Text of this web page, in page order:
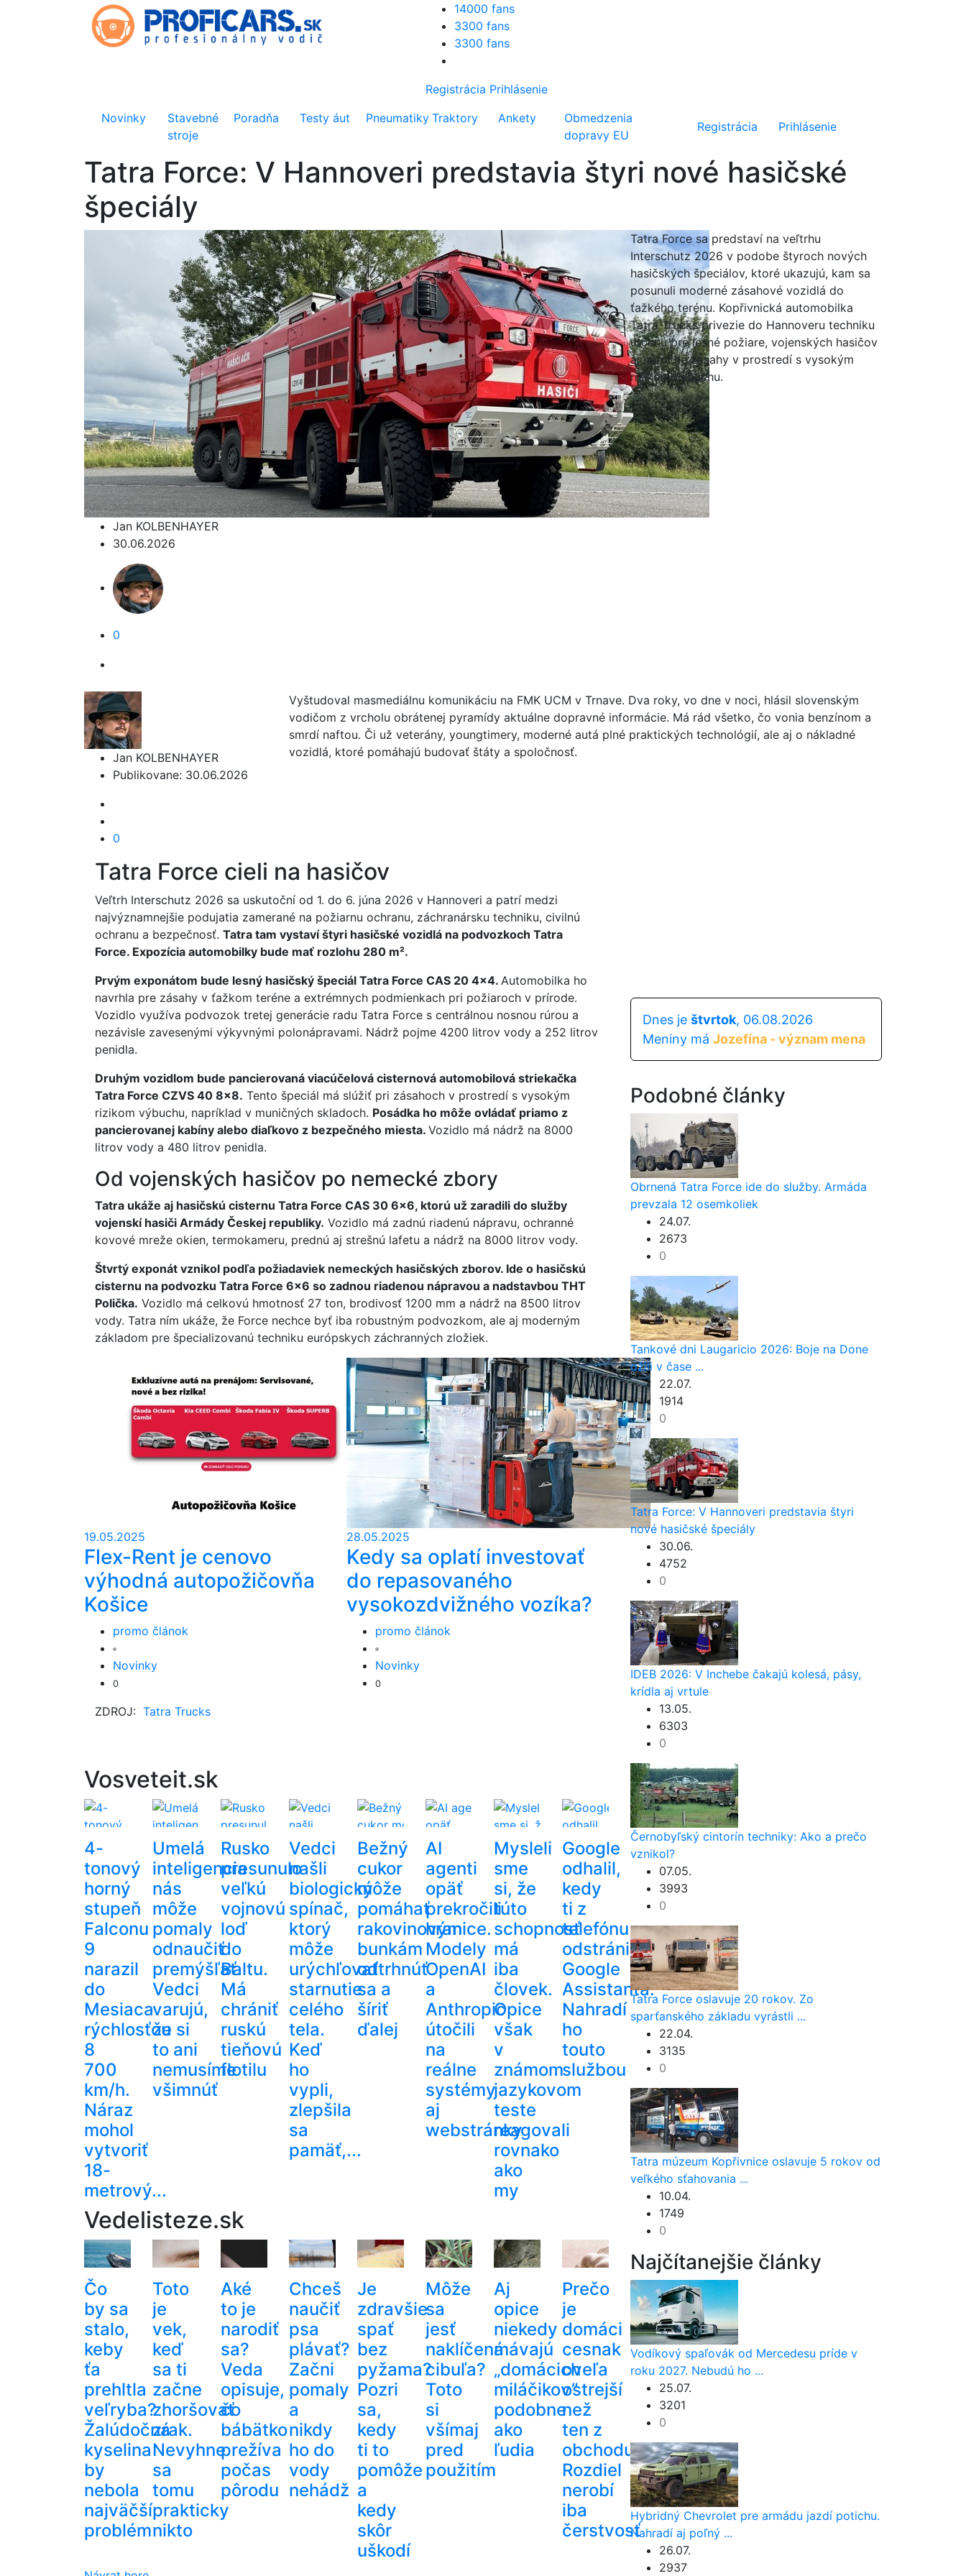
14000 fans
3300 fans
3300 fans
Registrácia Prihlásenie
Novinky
Stavebné
stroje
Poradňa Testy áut Pneumatiky Traktory Ankety
Obmedzenia
dopravy EU
Registrácia Prihlásenie
Tatra Force: V Hannoveri predstavia štyri nové hasičské
špeciály
Jan KOLBENHAYER
30.06.2026
0
Tatra Force sa predstaví na veľtrhu
Interschutz 2026 v podobe štyroch nových
hasičských špeciálov, ktoré ukazujú, kam sa
posunuli moderné zásahové vozidlá do
ťažkého terénu. Kopřivnická automobilka
Tatra Trucks privezie do Hannoveru techniku
určenú pre lesné požiare, vojenských hasičov
aj náročné zásahy v prostredí s vysokým
rizikom výbuchu.
Jan KOLBENHAYER
Publikovane: 30.06.2026
Vyštudoval masmediálnu komunikáciu na FMK UCM v Trnave. Dva roky, vo dne v noci, hlásil slovenským
vodičom z vrcholu obrátenej pyramídy aktuálne dopravné informácie. Má rád všetko, čo vonia benzínom a
smrdí naftou. Či už veterány, youngtimery, moderné autá plné praktických technológií, ale aj o nákladné
vozidlá, ktoré pomáhajú budovať štáty a spoločnosť.
0
Tatra Force cieli na hasičov
Veľtrh Interschutz 2026 sa uskutoční od 1. do 6. júna 2026 v Hannoveri a patrí medzi
najvýznamnejšie podujatia zamerané na požiarnu ochranu, záchranársku techniku, civilnú
ochranu a bezpečnosť. Tatra tam vystaví štyri hasičské vozidlá na podvozkoch Tatra
Force. Expozícia automobilky bude mať rozlohu 280 m².
Prvým exponátom bude lesný hasičský špeciál Tatra Force CAS 20 4x4. Automobilka ho
navrhla pre zásahy v ťažkom teréne a extrémnych podmienkach pri požiaroch v prírode.
Vozidlo využíva podvozok tretej generácie radu Tatra Force s centrálnou nosnou rúrou a
nezávisle zavesenými výkyvnými polonápravami. Nádrž pojme 4200 litrov vody a 252 litrov
penidla.
Druhým vozidlom bude pancierovaná viacúčelová cisternová automobilová striekačka
Tatra Force CZVS 40 8x8. Tento špeciál má slúžiť pri zásahoch v prostredí s vysokým
rizikom výbuchu, napríklad v muničných skladoch. Posádka ho môže ovládať priamo z
pancierovanej kabíny alebo diaľkovo z bezpečného miesta. Vozidlo má nádrž na 8000
litrov vody a 480 litrov penidla.
Od vojenských hasičov po nemecké zbory
Tatra ukáže aj hasičskú cisternu Tatra Force CAS 30 6x6, ktorú už zaradili do služby
vojenskí hasiči Armády Českej republiky. Vozidlo má zadnú riadenú nápravu, ochranné
kovové mreže okien, termokameru, prednú aj strešnú lafetu a nádrž na 8000 litrov vody.
Štvrtý exponát vznikol podľa požiadaviek nemeckých hasičských zborov. Ide o hasičskú
cisternu na podvozku Tatra Force 6x6 so zadnou riadenou nápravou a nadstavbou THT
Polička. Vozidlo má celkovú hmotnosť 27 ton, brodivosť 1200 mm a nádrž na 8500 litrov
vody. Tatra ním ukáže, že Force nechce byť iba robustným podvozkom, ale aj moderným
základom pre špecializovanú techniku európskych záchranných zložiek.
19.05.2025
Flex-Rent je cenovo
výhodná autopožičovňa
Košice
promo článok
Novinky
0
28.05.2025
Kedy sa oplatí investovať
do repasovaného
vysokozdvižného vozíka?
promo článok
Novinky
0
ZDROJ: Tatra Trucks
Vosveteit.sk
4-
tonový
horný
stupeň
Falconu
9
narazil
do
Mesiaca
rýchlosťou
8
700
km/h.
Náraz
mohol
vytvoriť
18-
metrový...
Umelá
inteligencia
nás
môže
pomaly
odnaučiť
premýšľať.
Vedci
varujú,
že si
to ani
nemusíme
všimnúť
Rusko
presunulo
veľkú
vojnovú
loď
do
Baltu.
Má
chrániť
ruskú
tieňovú
flotilu
Vedci
našli
biologický
spínač,
ktorý
môže
urýchľovať
starnutie
celého
tela.
Keď
ho
vypli,
zlepšila
sa
pamäť,...
Bežný
cukor
môže
pomáhať
rakovinovým
bunkám
odtrhnúť
sa a
šíriť
ďalej
AI
agenti
opäť
prekročili
hranice.
Modely
OpenAI
a
Anthropic
útočili
na
reálne
systémy
aj
webstránky
Mysleli
sme
si, že
túto
schopnosť
má
iba
človek.
Opice
však
v
známom
jazykovom
teste
reagovali
rovnako
ako
my
Google
odhalil,
kedy
ti z
telefónu
odstráni
Google
Assistanta.
Nahradí
ho
touto
službou
Vedelisteze.sk
Čo
by sa
stalo,
keby
ťa
prehltla
veľryba?
Žalúdočná
kyselina
by
nebola
najväčší
problém
Toto
je
vek,
keď
sa ti
začne
zhoršovať
zrak.
Nevyhne
sa
tomu
prakticky
nikto
Aké
to je
narodiť
sa?
Veda
opisuje,
čo
bábätko
prežíva
počas
pôrodu
Chceš
naučiť
psa
plávať?
Začni
pomaly
a
nikdy
ho do
vody
nehádž
Je
zdravšie
spať
bez
pyžama?
Pozri
sa,
kedy
ti to
pomôže
a
kedy
skôr
uškodí
Môže
sa
jesť
naklíčená
cibuľa?
Toto
si
všímaj
pred
použitím
Aj
opice
niekedy
mávajú
„domácich
miláčikov”
podobne
ako
ľudia
Prečo
je
domáci
cesnak
oveľa
ostrejší
než
ten z
obchodu?
Rozdiel
nerobí
iba
čerstvosť
Dnes je štvrtok, 06.08.2026
Meniny má Jozefína - význam mena
Podobné články
Obrnená Tatra Force ide do služby. Armáda
prevzala 12 osemkoliek
24.07.
2673
0
Tankové dni Laugaricio 2026: Boje na Done
ožili v čase ...
22.07.
1914
0
Tatra Force: V Hannoveri predstavia štyri
nové hasičské špeciály
30.06.
4752
0
IDEB 2026: V Inchebe čakajú kolesá, pásy,
krídla aj vrtule
13.05.
6303
0
Černobyľský cintorín techniky: Ako a prečo
vznikol?
07.05.
3993
0
Tatra Force oslavuje 20 rokov. Zo
sparťanského základu vyrástli ...
22.04.
3135
0
Tatra múzeum Kopřivnice oslavuje 5 rokov od
veľkého sťahovania ...
10.04.
1749
0
Najčítanejšie články
Vodíkový spaľovák od Mercedesu príde v
roku 2027. Nebudú ho ...
25.07.
3201
0
Hybridný Chevrolet pre armádu jazdí potichu.
Nahradí aj poľný ...
26.07.
2937